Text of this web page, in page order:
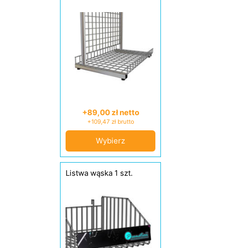
+89,00 zł netto
+109,47 zł brutto
Wybierz
Listwa wąska 1 szt.